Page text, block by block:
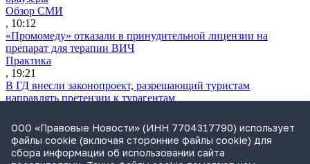
Обзор СМИ
, 10:12
«Промомеду» отказали в принудительной лицензии на
препарат для терапии ВИЧ
Практика
, 19:21
В ГД внесли законопроект, разрешающий туристам
направлять претензии к турагентам
, 19:07
Бывшего гендиректора «Облкоммунэнерго» подозревают в
хищении 1 млрд руб.
Практика
ООО «Правовые Новости» (ИНН 7704317790) использует
файлы cookie (включая сторонние файлы cookie) для
сбора информации об использовании сайта